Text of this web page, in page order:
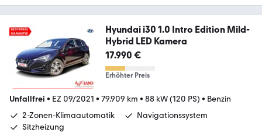
Hyundai i30 1.0 Intro Edition Mild-
Hybrid LED Kamera
17.990 €
Erhöhter Preis
Unfallfrei • EZ 09/2021 • 79.909 km • 88 kW (120 PS) • Benzin
2-Zonen-Klimaautomatik
Navigationssystem
Sitzheizung